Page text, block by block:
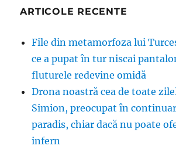
ARTICOLE RECENTE
File din metamorfoza lui
ce a pupat în tur niscai
fluturele redevine omidă
Drona noastră cea de toate
Simion, preocupat în
paradis, chiar dacă nu poate
infern